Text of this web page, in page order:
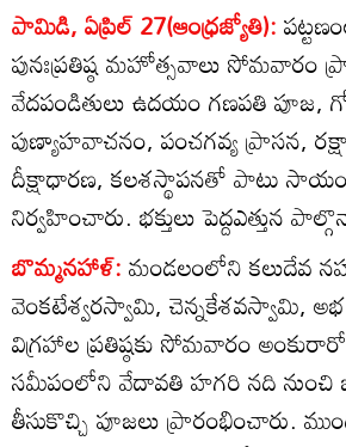
పామిడి, ఏప్రిల్‌ 27(ఆంధ్రజ్యోతి):
పునఃప్రతిష్ఠ మహోత్సవాలు
వేదపండితులు ఉదయం గణపతి పూజ,
పుణ్యాహవాచనం, పంచగవ్య ప్రాసన,
దీక్షాధారణ, కలశస్థాపనతో పాటు
నిర్వహించారు. భక్తులు పెద్దఎత్తున
బొమ్మనహాళ్‌:మండలంలోని కలుదేవ
వెంకటేశ్వరస్వామి, చెన్నకేశవస్వామి,
విగ్రహాల ప్రతిష్ఠకు సోమవారం
సమీపంలోని వేదావతి హగరి నది నుంచి
తీసుకొచ్చి పూజలు ప్రారంభించారు.